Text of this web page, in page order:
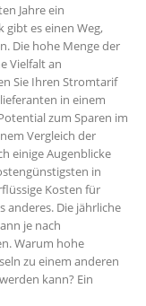
Jahre ein
gibt es einen Weg,
Die hohe Menge der
Vielfalt an
Sie Ihren Stromtarif
in einem
zum Sparen im
Vergleich der
einige Augenblicke
in
Kosten für
anderes. Die jährliche
je nach
Warum hohe
zu einem anderen
kann? Ein